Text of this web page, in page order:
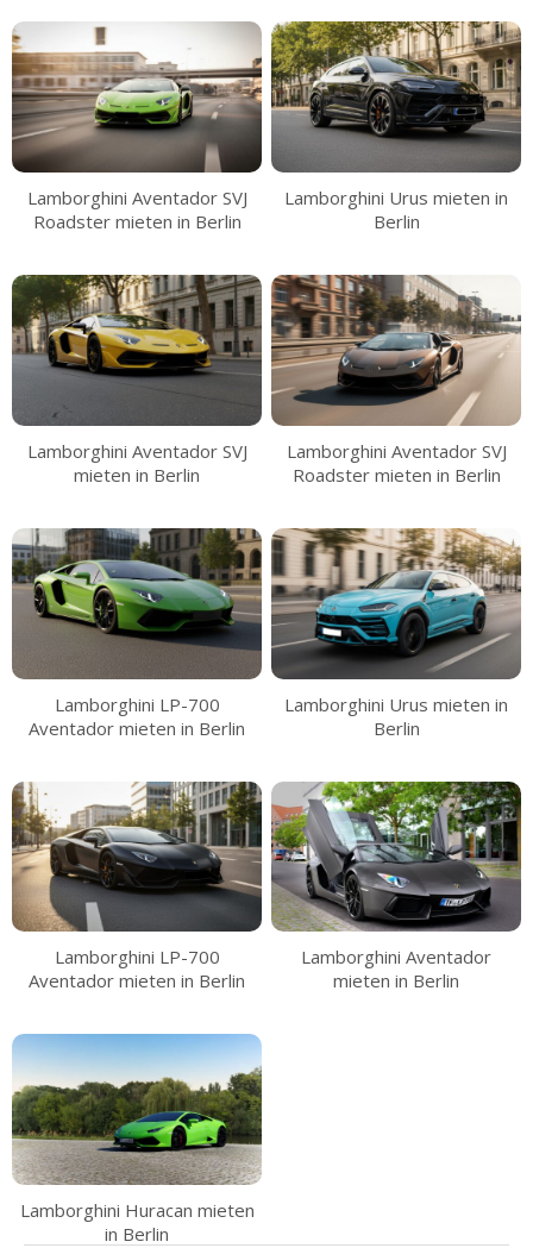
Lamborghini Aventador SVJ
Roadster mieten in Berlin
Lamborghini Urus mieten in
Berlin
Lamborghini Aventador SVJ
mieten in Berlin
Lamborghini Aventador SVJ
Roadster mieten in Berlin
Lamborghini LP-700
Aventador mieten in Berlin
Lamborghini Urus mieten in
Berlin
Lamborghini LP-700
Aventador mieten in Berlin
Lamborghini Aventador
mieten in Berlin
Lamborghini Huracan mieten
in Berlin